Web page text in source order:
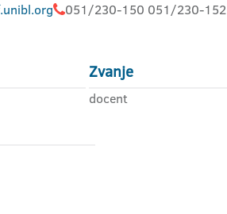
051/230-150 051/230-152
Zvanje
docent